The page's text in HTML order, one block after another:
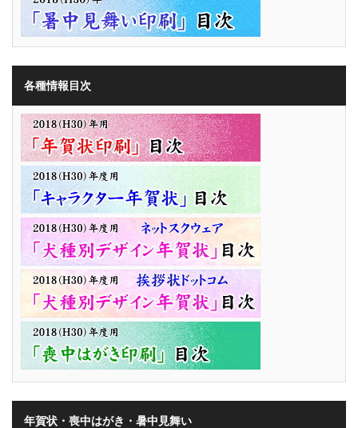
各種情報目次
年賀状・喪中はがき・暑中見舞い